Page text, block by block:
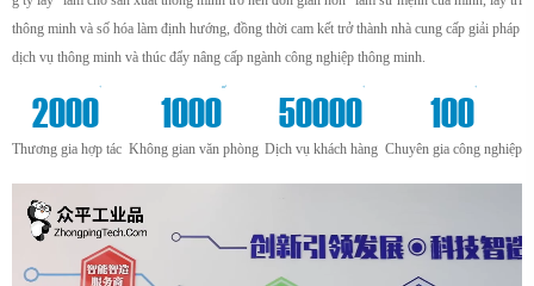
thông minh và số hóa làm định hướng, đồng thời cam kết trở thành nhà cung cấp giải pháp
dịch vụ thông minh và thúc đẩy nâng cấp ngành công nghiệp thông minh.
2000
+
Thương gia hợp tác
1000
m²
Không gian văn phòng
50000
+
Dịch vụ khách hàng
100
+
Chuyên gia công nghiệp